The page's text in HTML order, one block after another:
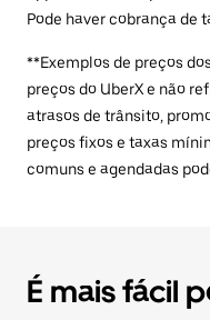
Pode haver cobrança de
**Exemplos de preços
preços do UberX e não
atrasos de trânsito,
preços fixos e taxas
comuns e agendadas
É mais fácil